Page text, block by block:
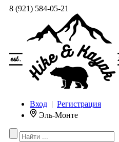
8 (921) 584-05-21
Вход | Регистрация
Эль-Монте